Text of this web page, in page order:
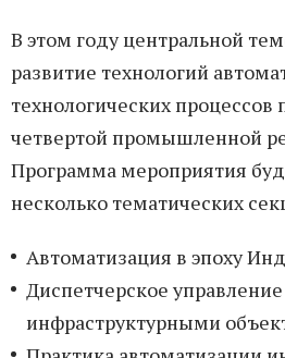
В этом году центральной
развитие технологий
технологических
четвертой промышленной
Программа мероприятия
несколько тематических
Автоматизация в эпоху
Диспетчерское управление
инфраструктурными